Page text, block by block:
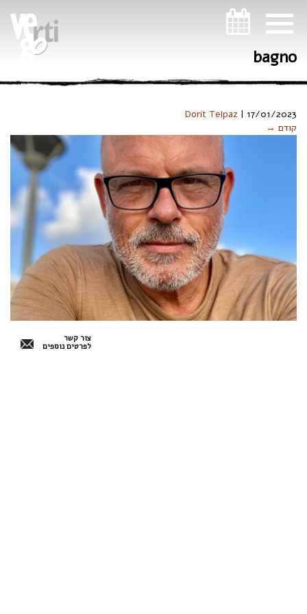
bagno
Dorit Telpaz | 17/01/2023
קודם →
צור קשר
לפרטים נוספים